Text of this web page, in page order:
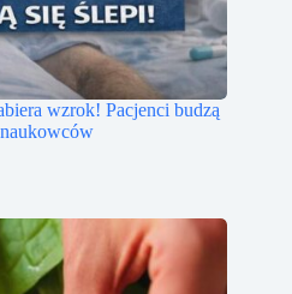
wzrok! Pacjenci budzą